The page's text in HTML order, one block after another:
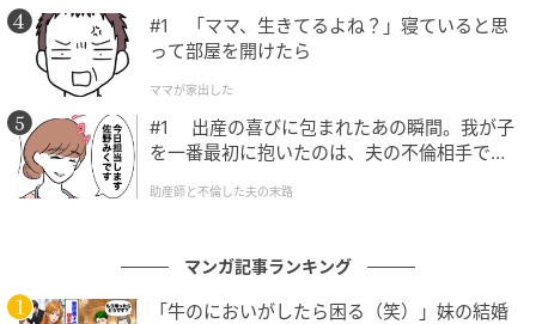
#1 「ママ、生きてるよね？」寝ていると思
って部屋を開けたら
ママが家出した
#1 出産の喜びに包まれたあの瞬間。我が子
を一番最初に抱いたのは、夫の不倫相手でし
助産師と不倫した夫の末路
マンガ記事ランキング
「牛のにおいがしたら困る（笑）」妹の結婚